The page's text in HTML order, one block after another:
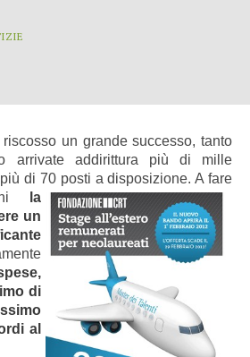
un grande successo, tanto
arrivate addirittura più di mille
di 70 posti a disposizione. A fare
la
un
di
al